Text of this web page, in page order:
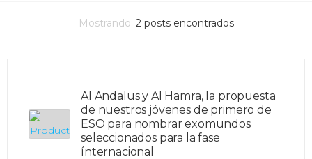
Mostrando: 2 posts encontrados
Al Andalus y Al Hamra, la propuesta
de nuestros jóvenes de primero de
ESO para nombrar exomundos
seleccionados para la fase
ínternacional